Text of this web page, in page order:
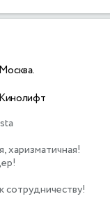
харизматичная!